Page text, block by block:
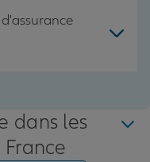
dans les